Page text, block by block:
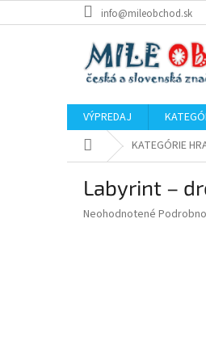
na
info@mileobchod.sk
VÝPREDAJ
DomovKATEGÓRIE
Labyrint –
Priemerné
Neohodnotené